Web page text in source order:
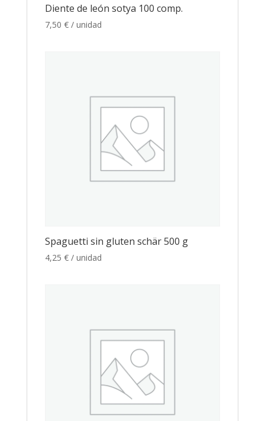
Diente de león sotya 100 comp.
7,50 € / unidad
Spaguetti sin gluten schär 500 g
4,25 € / unidad